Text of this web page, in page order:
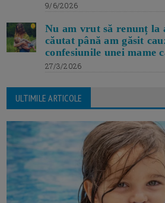
9/6/2026
Nu am vrut să renunț la
căutat până am găsit
confesiunile unei mame
27/3/2026
ULTIMILE ARTICOLE